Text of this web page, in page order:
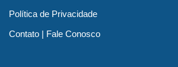
Política de Privacidade
Contato | Fale Conosco